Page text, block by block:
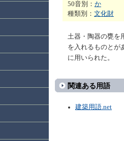
50音別： か
種類別： 文化財
土器・陶器の甕を
を入れるものとが
に用いられた。
関連ある用語
建築用語.net